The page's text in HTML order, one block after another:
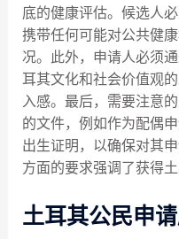
底的健康评估。候选人
携带任何可能对公共健
况。此外，申请人必须
耳其文化和社会价值观
入感。最后，需要注意
的文件，例如作为配偶
出生证明，以确保对其
方面的要求强调了获得
土耳其公民申